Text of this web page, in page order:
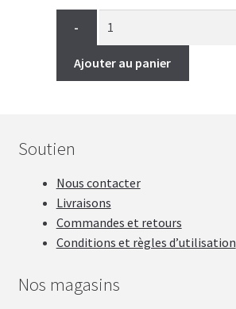
23.99$.
-
Ajouter au panier
Soutien
Nous contacter
Livraisons
Commandes et retours
Conditions et règles d’utilisation
Nos magasins